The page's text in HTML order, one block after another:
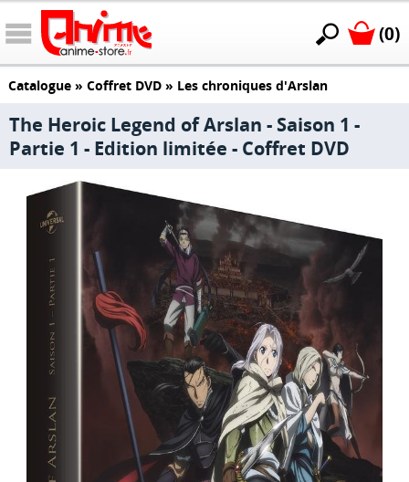
(0)
Catalogue» Coffret DVD» Les chroniques d'Arslan
The Heroic Legend of Arslan - Saison 1 -
Partie 1 - Edition limitée - Coffret DVD